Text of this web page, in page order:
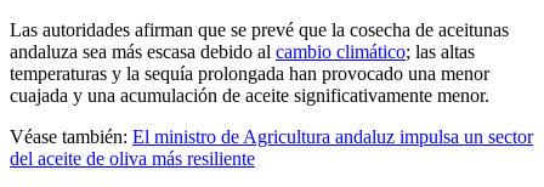
Las autoridades afirman que se prevé que la cosecha de aceitunas
andaluza sea más escasa debido al cambio climático; las altas
temperaturas y la sequía prolongada han provocado una menor
cuajada y una acumulación de aceite significativamente menor.
Véase también: El ministro de Agricultura andaluz impulsa un sector
del aceite de oliva más resiliente